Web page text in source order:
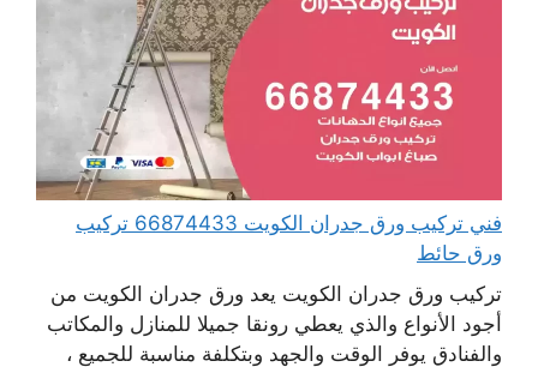
فني تركيب ورق جدران الكويت 66874433 تركيب
ورق حائط
تركيب ورق جدران الكويت يعد ورق جدران الكويت من
أجود الأنواع والذي يعطي رونقا جميلا للمنازل والمكاتب
والفنادق يوفر الوقت والجهد وبتكلفة مناسبة للجميع ،